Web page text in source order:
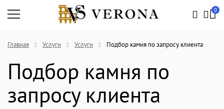
0
Главная Услуги Услуги Подбор камня по запросу клиента
Подбор камня по
запросу клиента